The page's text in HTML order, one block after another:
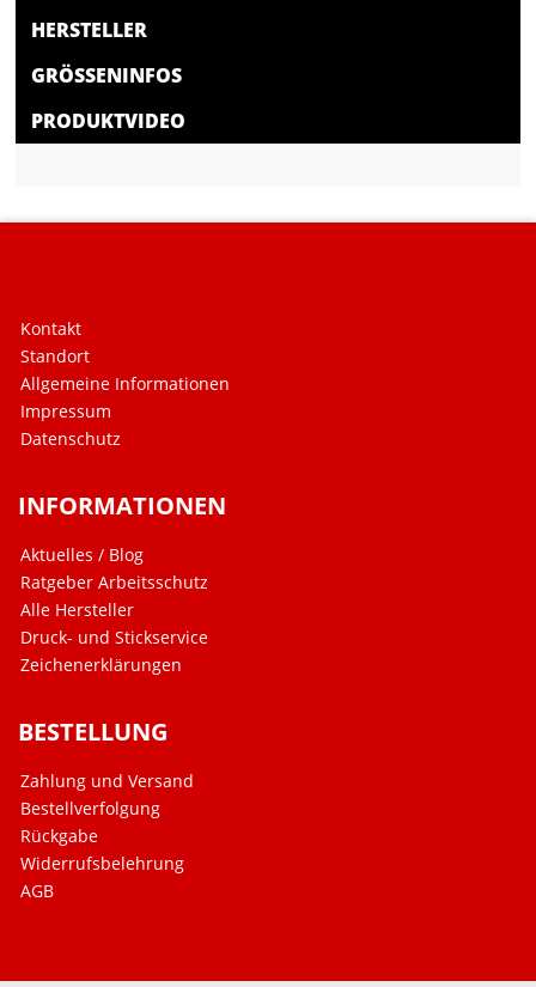
HERSTELLER
GRÖSSENINFOS
PRODUKTVIDEO
Kontakt
Standort
Allgemeine Informationen
Impressum
Datenschutz
INFORMATIONEN
Aktuelles / Blog
Ratgeber Arbeitsschutz
Alle Hersteller
Druck- und Stickservice
Zeichenerklärungen
BESTELLUNG
Zahlung und Versand
Bestellverfolgung
Rückgabe
Widerrufsbelehrung
AGB